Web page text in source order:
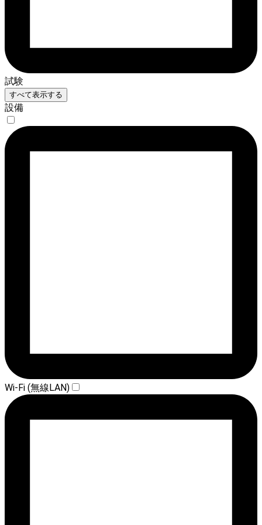
試験
すべて表示する
設備
Wi-Fi (無線LAN)